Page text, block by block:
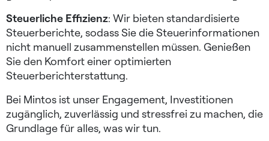
Steuerliche Effizienz: Wir bieten standardisierte
Steuerberichte, sodass Sie die Steuerinformationen
nicht manuell zusammenstellen müssen. Genießen
Sie den Komfort einer optimierten
Steuerberichterstattung.
Bei Mintos ist unser Engagement, Investitionen
zugänglich, zuverlässig und stressfrei zu machen, die
Grundlage für alles, was wir tun.